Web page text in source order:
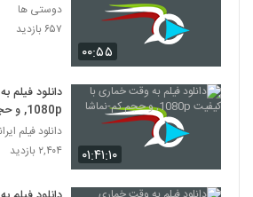
۰۰:۵۵
دوستی ها
۶۵۷ بازدید
۰۱:۴۱:۱۰
دانلود فیلم
1080p, و حجم کم-نماشا
دانلود فیلم
۲,۴۰۴ بازدید